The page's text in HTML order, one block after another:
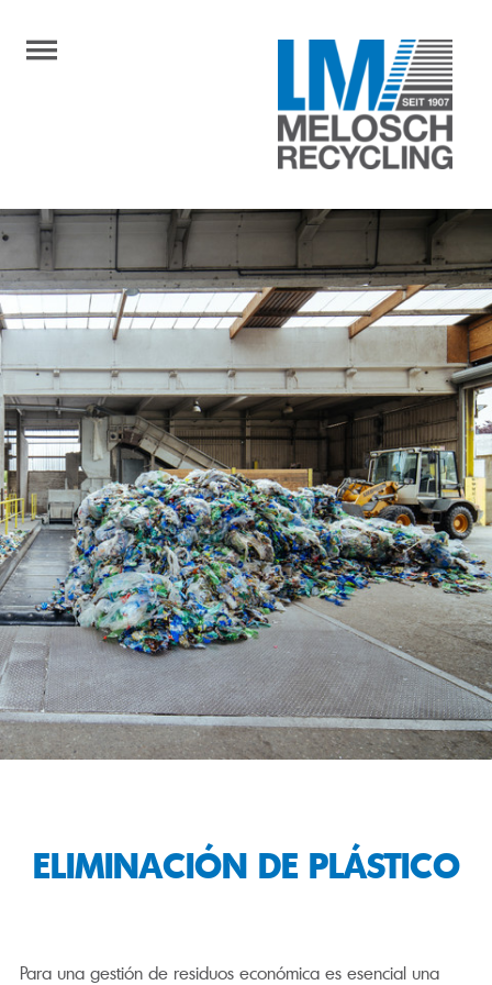
ELIMINACIÓN DE PLÁSTICO
Para una gestión de residuos económica es esencial una